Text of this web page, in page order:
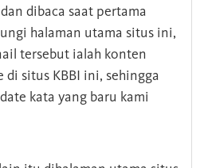
dibaca saat pertama
halaman utama situs ini,
tersebut ialah konten
situs KBBI ini, sehingga
kata yang baru kami